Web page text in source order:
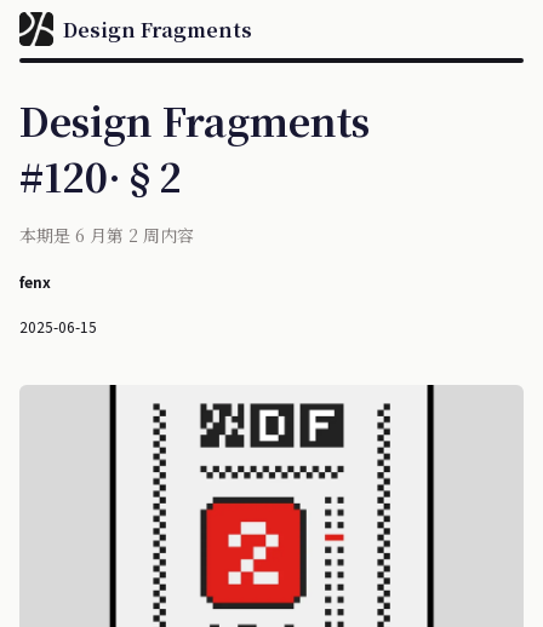
Design Fragments
Design Fragments
#120·§2
本期是 6 月第 2 周内容
fenx
2025-06-15